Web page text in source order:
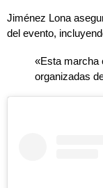
Jiménez Lona
del evento,
«Esta marcha
organizadas